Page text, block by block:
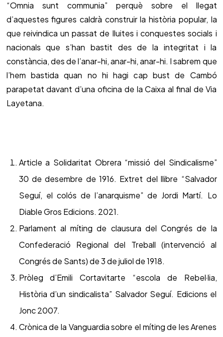
“Omnia sunt communia” perquè sobre el llegat
d’aquestes figures caldrà construir la història popular, la
que reivindica un passat de lluites i conquestes socials i
nacionals que s’han bastit des de la integritat i la
constància, des de l’anar-hi, anar-hi, anar-hi. I sabrem que
l’hem bastida quan no hi hagi cap bust de Cambó
parapetat davant d’una oficina de la Caixa al final de Via
Layetana.
Article a Solidaritat Obrera “missió del Sindicalisme”
30 de desembre de 1916. Extret del llibre “Salvador
Seguí, el colós de l’anarquisme” de Jordi Martí. Lo
Diable Gros Edicions. 2021.
Parlament al míting de clausura del Congrés de la
Confederació Regional del Treball (intervenció al
Congrés de Sants) de 3 de juliol de 1918.
Pròleg d’Emili Cortavitarte “escola de Rebel·lia,
Història d’un sindicalista” Salvador Seguí. Edicions el
Jonc 2007.
Crònica de la Vanguardia sobre el míting de les Arenes